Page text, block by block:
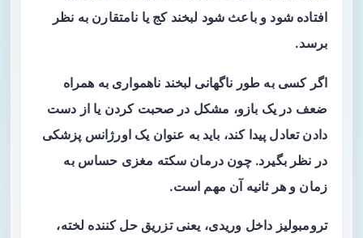
افتاده شود و باعث شود لبخند کج یا نامتقارن به نظر
برسد.
اگر کسی به طور ناگهانی لبخند ناهمواری به همراه
ضعف در یک بازو، مشکل در صحبت کردن یا از دست
دادن تعادل پیدا کند، باید به عنوان یک اورژانس پزشکی
در نظر بگیرد. چون درمان سکته مغزی حساس به
زمان و هر ثانیه آن مهم است.
ترومبولیز داخل وریدی، یعنی تزریق حل کننده لخته،